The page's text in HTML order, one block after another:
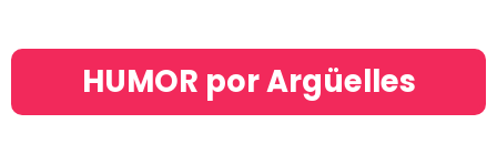
HUMOR por Argüelles​